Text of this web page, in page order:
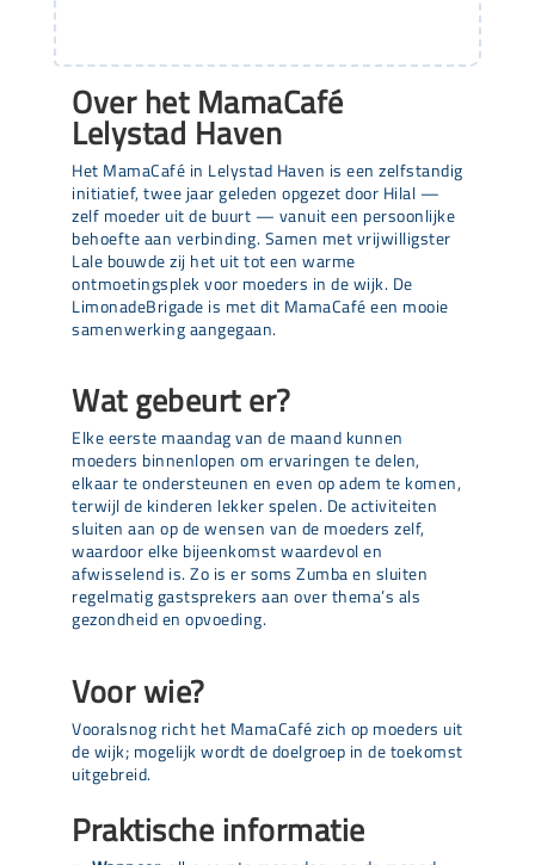
Over het MamaCafé
Lelystad Haven
Het MamaCafé in Lelystad Haven is een zelfstandig
initiatief, twee jaar geleden opgezet door Hilal —
zelf moeder uit de buurt — vanuit een persoonlijke
behoefte aan verbinding. Samen met vrijwilligster
Lale bouwde zij het uit tot een warme
ontmoetingsplek voor moeders in de wijk. De
LimonadeBrigade is met dit MamaCafé een mooie
samenwerking aangegaan.
Wat gebeurt er?
Elke eerste maandag van de maand kunnen
moeders binnenlopen om ervaringen te delen,
elkaar te ondersteunen en even op adem te komen,
terwijl de kinderen lekker spelen. De activiteiten
sluiten aan op de wensen van de moeders zelf,
waardoor elke bijeenkomst waardevol en
afwisselend is. Zo is er soms Zumba en sluiten
regelmatig gastsprekers aan over thema’s als
gezondheid en opvoeding.
Voor wie?
Vooralsnog richt het MamaCafé zich op moeders uit
de wijk; mogelijk wordt de doelgroep in de toekomst
uitgebreid.
Praktische informatie